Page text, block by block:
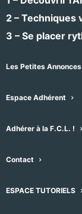
2 – Techniques
3 – Se placer
Les Petites Annonces
Espace Adhérent
Adhérer à la F.C.L. !
Contact
ESPACE TUTORIELS
30 mai -18h30